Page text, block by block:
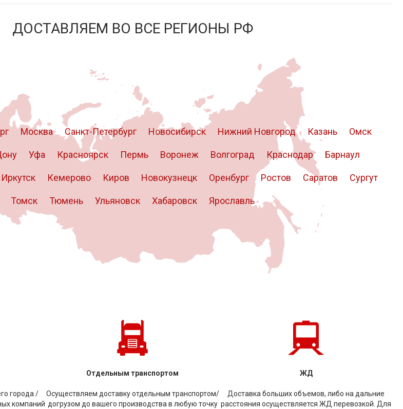
ДОСТАВЛЯЕМ ВО ВСЕ РЕГИОНЫ РФ
Москва Санкт-Петербург Новосибирск Нижний Новгород Казань Омск
Уфа Красноярск Пермь Воронеж Волгоград Краснодар Барнаул
Иркутск Кемерово Киров Новокузнецк Оренбург Ростов Саратов Сургут
Томск Тюмень Ульяновск Хабаровск Ярославль
города /
компаний
Отдельным транспортом
Осуществляем доставку отдельным транспортом/
догрузом до вашего производства в любую точку
ЖД
Доставка больших объемов, либо на дальние
расстояния осуществляется ЖД перевозкой. Для